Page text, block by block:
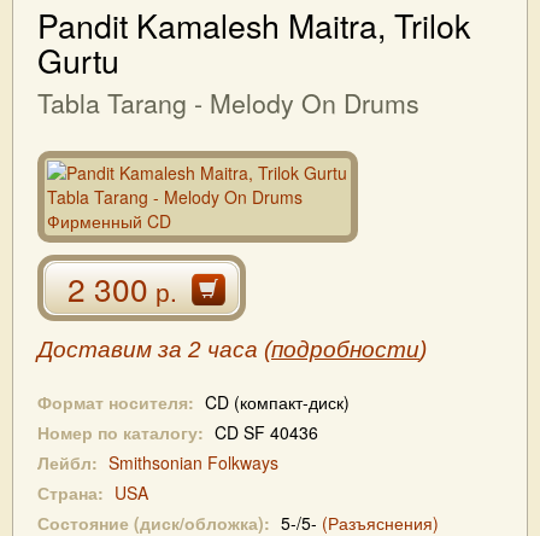
Pandit Kamalesh Maitra, Trilok
Gurtu
Tabla Tarang - Melody On Drums
2 300р.
Доставим за 2 часа (подробности)
Формат носителя: CD (компакт-диск)
Номер по каталогу: CD SF 40436
Лейбл: Smithsonian Folkways
Страна: USA
Состояние (диск/обложка): 5-/5- (Разъяснения)